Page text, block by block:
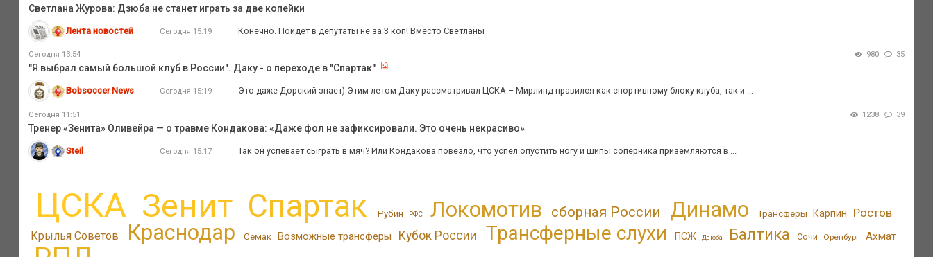
Светлана Журова: Дзюба не станет играть за две копейки
Лента новостей Сегодня 15:19 Конечно. Пойдёт в депутаты не за 3 коп! Вместо Светланы
Сегодня 13:54 980 35
"Я выбрал самый большой клуб в России". Даку - о переходе в "Спартак"
Bobsoccer News Сегодня 15:19 Это даже Дорский знает) Этим летом Даку рассматривал ЦСКА – Мирлинд нравился как спортивному блоку клуба, так и ...
Сегодня 11:51 1238 39
Тренер «Зенита» Оливейра — о травме Кондакова: «Даже фол не зафиксировали. Это очень некрасиво»
Steil Сегодня 15:17 Так он успевает сыграть в мяч? Или Кондакова повезло, что успел опустить ногу и шипы соперника приземляются в ...
ЦСКА Зенит Спартак Рубин РФС Локомотив сборная России Динамо Трансферы Карпин Ростов
Крылья Советов Краснодар Семак Возможные трансферы Кубок России Трансферные слухи ПСЖ Дзюба Балтика Сочи Оренбург Ахмат